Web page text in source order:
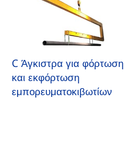
C Άγκιστρα για φόρτωση
και εκφόρτωση
εμπορευματοκιβωτίων